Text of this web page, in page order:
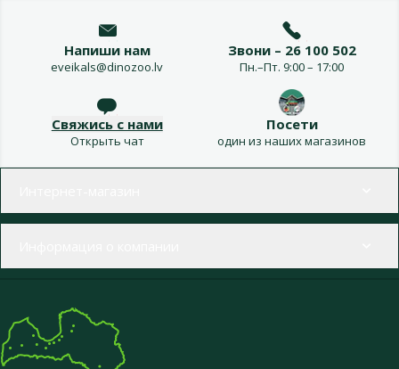
Напиши нам
eveikals@dinozoo.lv
Звони – 26 100 502
Пн.–Пт. 9:00 – 17:00
Свяжись с нами
Открыть чат
Посети
один из наших магазинов